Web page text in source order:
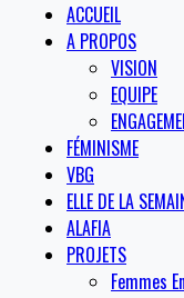
ACCUEIL
A PROPOS
VISION
EQUIPE
FÉMINISME
VBG
ELLE DE LA
ALAFIA
PROJETS
Femmes